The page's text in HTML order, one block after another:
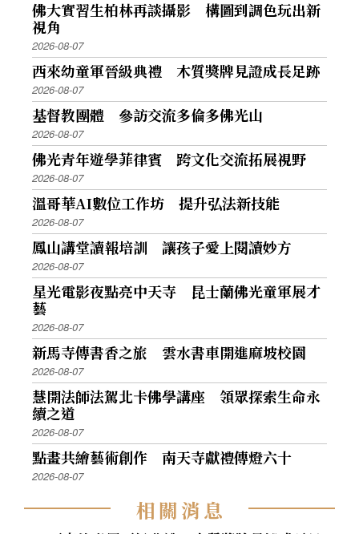
佛大實習生柏林再談攝影 構圖到調色玩出新
視角
2026-08-07
西來幼童軍晉級典禮 木質獎牌見證成長足跡
2026-08-07
基督教團體 參訪交流多倫多佛光山
2026-08-07
佛光青年遊學菲律賓 跨文化交流拓展視野
2026-08-07
溫哥華AI數位工作坊 提升弘法新技能
2026-08-07
鳳山講堂讀報培訓 讓孩子愛上閱讀妙方
2026-08-07
星光電影夜點亮中天寺 昆士蘭佛光童軍展才
藝
2026-08-07
新馬寺傳書香之旅 雲水書車開進麻坡校園
2026-08-07
慧開法師法駕北卡佛學講座 領眾探索生命永
續之道
2026-08-07
點畫共繪藝術創作 南天寺獻禮傳燈六十
2026-08-07
相關消息